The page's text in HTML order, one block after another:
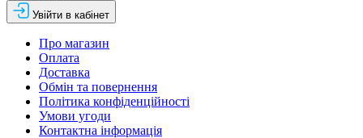
Увійти в кабінет
Про магазин
Оплата
Доставка
Обмін та повернення
Політика конфіденційності
Умови угоди
Контактна інформація